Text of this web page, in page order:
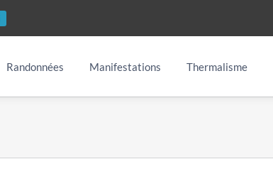
Randonnées Manifestations Thermalisme